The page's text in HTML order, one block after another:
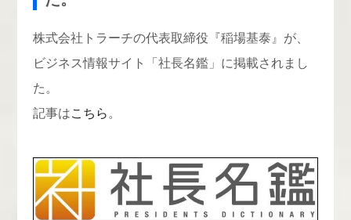
株式会社トラーチの代表取締役『稲場基泰』が、
ビジネス情報サイト「社長名鑑」に掲載されまし
た。
記事はこちら 。